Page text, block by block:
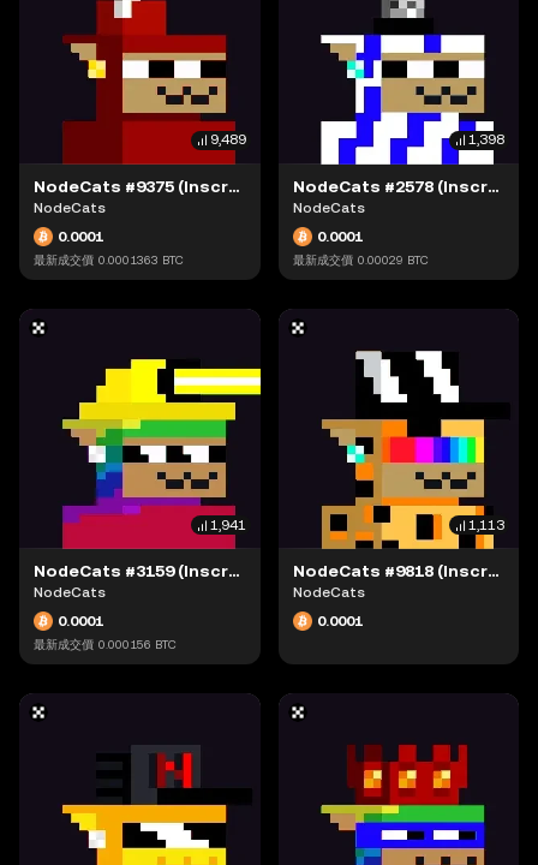
9,489
NodeCats #9375 (Inscription #63871544)
NodeCats
0.0001
最新成交價 0.0001363 BTC
1,398
NodeCats #2578 (Inscription #63877555)
NodeCats
0.0001
最新成交價 0.00029 BTC
1,941
NodeCats #3159 (Inscription #63881097)
NodeCats
0.0001
最新成交價 0.000156 BTC
1,113
NodeCats #9818 (Inscription #63897989)
NodeCats
0.0001